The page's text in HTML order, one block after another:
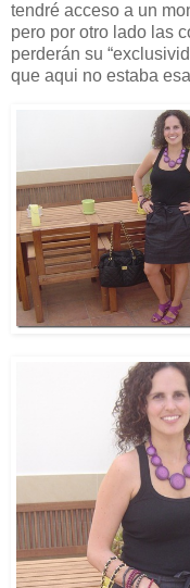
tendré acceso a un
pero por otro lado las
perderán su
que aqui no estaba